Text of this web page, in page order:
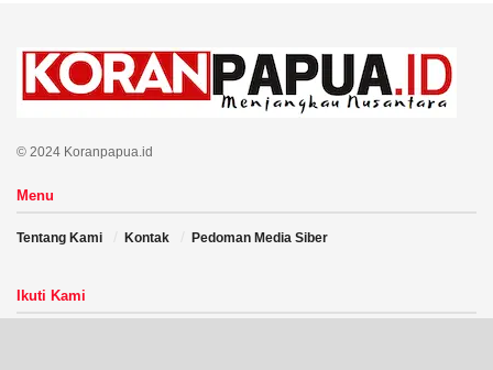
© 2024 Koranpapua.id
Menu
Tentang Kami Kontak Pedoman Media Siber
Ikuti Kami